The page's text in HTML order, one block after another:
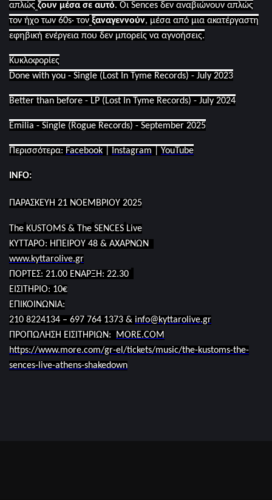
απλώς ζουν μέσα σε αυτό. Οι Sences δεν αναβιώνουν απλώς
τον ήχο των 60s· τον ξαναγεννούν, μέσα από μια ακατέργαστη
εφηβική ενέργεια που δεν μπορείς να αγνοήσεις.
Κυκλοφορίες
Done with you - Single (Lost In Tyme Records) - July 2023
Better than before - LP (Lost In Tyme Records) - July 2024
Emilia - Single (Rogue Records) - September 2025
Περισσότερα: Facebook Instagram YouTube
INFO:
ΠΑΡΑΣΚΕΥΗ 21 ΝΟΕΜΒΡΙΟΥ 2025
The KUSTOMS & The SENCES Live
ΚΥΤΤΑΡΟ: ΗΠΕΙΡΟΥ 48 & ΑΧΑΡΝΩΝ
www.kyttarolive.gr
ΠΟΡΤΕΣ: 21.00 ΕΝΑΡΞΗ: 22.30
ΕΙΣΙΤΗΡΙΟ: 10€
ΕΠΙΚΟΙΝΩΝΙΑ:
210 8224134 – 697 764 1373 & info@kyttarolive.gr
ΠΡΟΠΩΛΗΣΗ ΕΙΣΙΤΗΡΙΩΝ:
MORE.COM
https://www.more.com/gr-el/tickets/music/the-kustoms-the-
sences-live-athens-shakedown